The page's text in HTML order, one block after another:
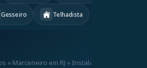
Gesseiro Telhadista
» Marceneiro em RJ » Instalação de